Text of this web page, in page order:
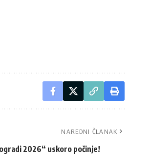
NAREDNI ČLANAK
2026“ uskoro počinje!